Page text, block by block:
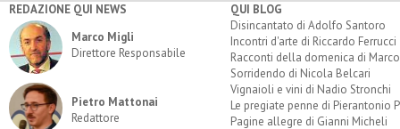
REDAZIONE QUI NEWS
Marco Migli
Direttore Responsabile
Pietro Mattonai
Redattore
QUI BLOG
Disincantato di Adolfo Santoro
Incontri d'arte di Riccardo Ferrucci
Racconti della domenica di
Sorridendo di Nicola Belcari
Vignaioli e vini di Nadio Stronchi
Le pregiate penne di Pierantonio
Pagine allegre di Gianni Micheli